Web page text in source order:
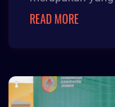
READ MORE